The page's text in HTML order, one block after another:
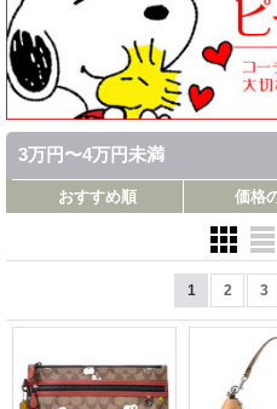
3万円〜4万円未満
おすすめ順 価格
1 2 3